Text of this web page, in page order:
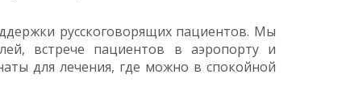
русскоговорящих пациентов. Мы
встрече пациентов в аэропорту и
для лечения, где можно в спокойной